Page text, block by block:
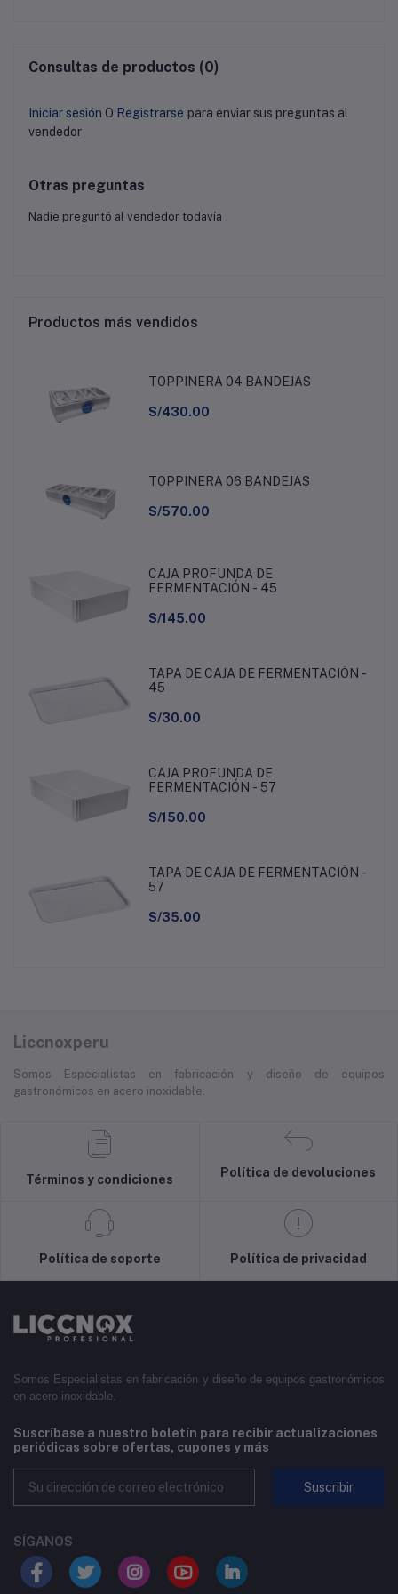
Consultas de productos (0)
Iniciar sesión O Registrarse para enviar sus preguntas al
vendedor
Otras preguntas
Nadie preguntó al vendedor todavía
Productos más vendidos
TOPPINERA 04 BANDEJAS
S/430.00
TOPPINERA 06 BANDEJAS
S/570.00
CAJA PROFUNDA DE
FERMENTACIÓN - 45
S/145.00
TAPA DE CAJA DE FERMENTACIÓN -
45
S/30.00
CAJA PROFUNDA DE
FERMENTACIÓN - 57
S/150.00
TAPA DE CAJA DE FERMENTACIÓN -
57
S/35.00
Liccnoxperu
Somos Especialistas en fabricación y diseño de equipos
gastronómicos en acero inoxidable.
Términos y condiciones
Política de devoluciones
Política de soporte Política de privacidad
Somos Especialistas en fabricación y diseño de equipos gastronómicos
en acero inoxidable.
Suscríbase a nuestro boletín para recibir actualizaciones
periódicas sobre ofertas, cupones y más
Suscribir
SÍGANOS